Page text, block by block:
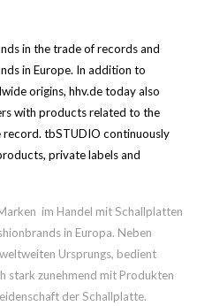
in the trade of records and
in Europe. In addition to
origins, hhv.de today also
with products related to the
tbSTUDIO continuously
private labels and
im Handel mit Schallplatten
in Europa. Neben
Ursprungs, bedient
stark zunehmend mit Produkten
der Schallplatte.